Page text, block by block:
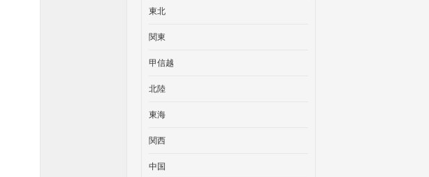
東北
関東
甲信越
北陸
東海
関西
中国